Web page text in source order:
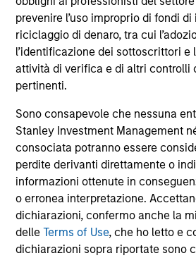
prevenire l’uso improprio di fondi
riciclaggio di denaro, tra cui
l’identificazione dei sottoscrittori e
attività di verifica e di altri controlli
pertinenti.
Sono consapevole che nessuna
Stanley Investment Management
consociata potranno essere
perdite derivanti direttamente o
informazioni ottenute in
o erronea interpretazione.
dichiarazioni, confermo anche la
delleTerms of Use, che ho letto e
dichiarazioni sopra riportate sono
growing role of opportunistic
market.
28-LUG-2026